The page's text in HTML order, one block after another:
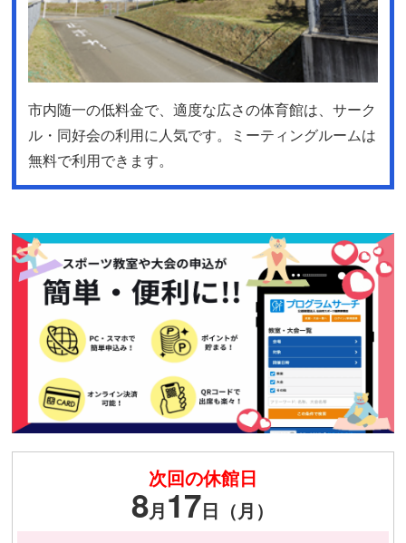
市内随一の低料金で、適度な広さの体育館は、サーク
ル・同好会の利用に人気です。ミーティングルームは
無料で利用できます。
次回の休館日
8月17日（月）